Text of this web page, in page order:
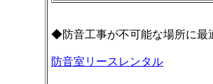
◆防音工事が不可能な場所に最
防音室リースレンタル